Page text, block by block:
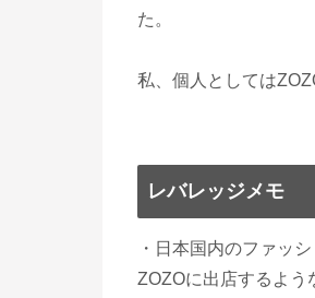
た。
私、個人としては
レバレッジメモ
・日本国内のファッ
ZOZOに出店するよう